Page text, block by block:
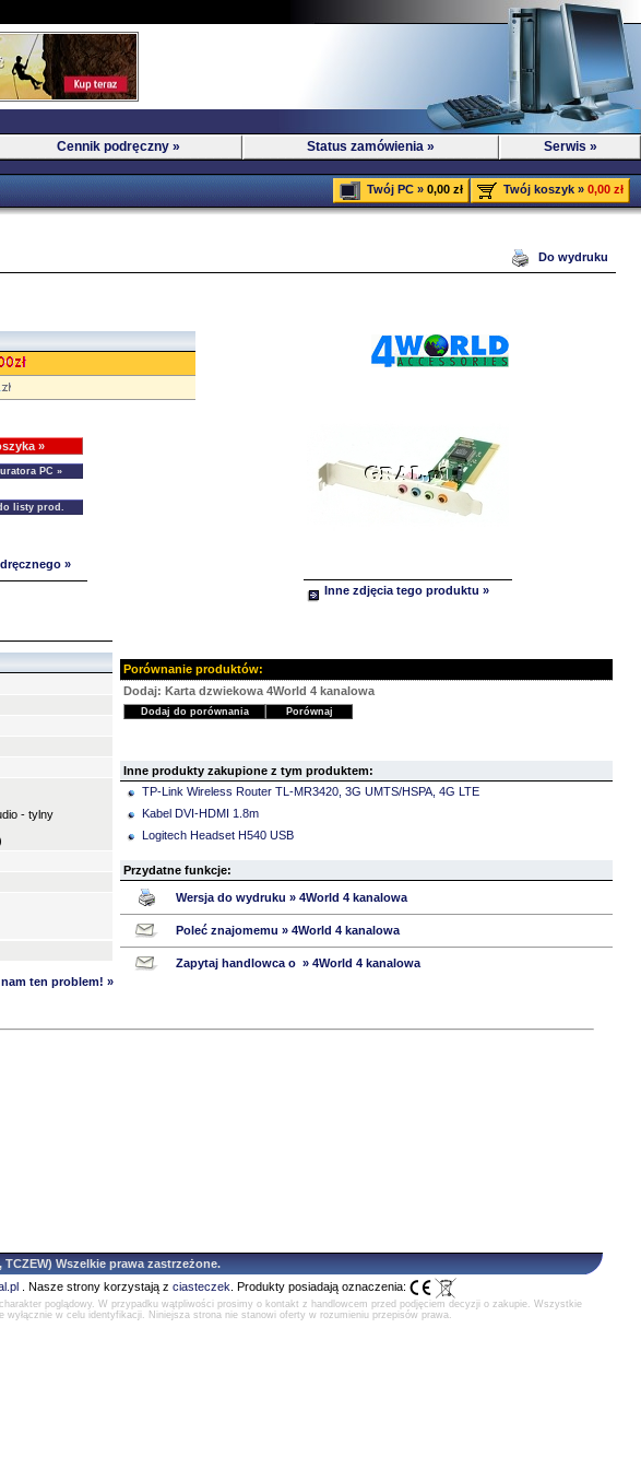
Cennik podręczny » Status zamówienia » Serwis »
Twój PC » 0,00 zł Twój koszyk » 0,00 zł
Do wydruku
»
Inne zdjęcia tego produktu »
- tylny
ten problem! »
Porównanie produktów:
Dodaj: Karta dzwiekowa 4World 4 kanalowa
Inne produkty zakupione z tym produktem:
TP-Link Wireless Router TL-MR3420, 3G UMTS/HSPA, 4G LTE
Kabel DVI-HDMI 1.8m
Logitech Headset H540 USB
Przydatne funkcje:
Wersja do wydruku » 4World 4 kanalowa
Poleć znajomemu » 4World 4 kanalowa
Zapytaj handlowca o » 4World 4 kanalowa
TCZEW) Wszelkie prawa zastrzeżone.
. Nasze strony korzystają z ciasteczek . Produkty posiadają oznaczenia:
poglądowy. W przypadku wątpliwości prosimy o kontakt z handlowcem przed podjęciem decyzji o zakupie. Wszystkie
w celu identyfikacji. Niniejsza strona nie stanowi oferty w rozumieniu przepisów prawa.